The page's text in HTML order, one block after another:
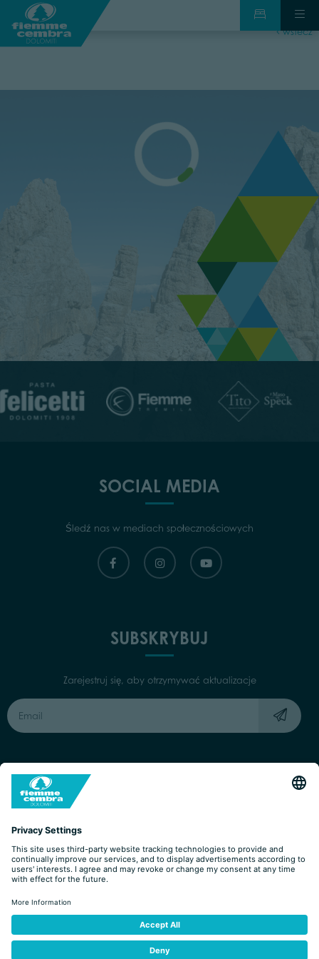
wstecz
SOCIAL MEDIA
Śledź nas w mediach społecznościowych
SUBSKRYBUJ
Zarejestruj się, aby otrzymywać aktualizacje
Capitale Sociale: Euro 220.000,00 | VAT: 01901280220
COOKIES IMPRINT PRIVACY ORGANIZZAZIONE TRASPARENTE
BY